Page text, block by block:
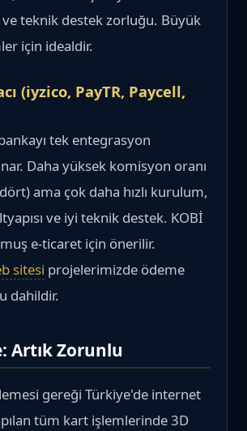
teknik destek zorluğu. Büyük
için idealdir.
(iyzico, PayTR, Paycell,
tek entegrasyon
Daha yüksek komisyon oranı
ama çok daha hızlı kurulum,
ve iyi teknik destek. KOBİ
e-ticaret için önerilir.
sitesi projelerimizde ödeme
dahildir.
Artık Zorunlu
gereği Türkiye'de internet
tüm kart işlemlerinde 3D